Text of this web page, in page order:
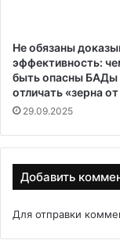
Не обязаны
эффективность:
быть опасны БАДы
отличать «зерна
29.09.2025
Добавить
Для отправки